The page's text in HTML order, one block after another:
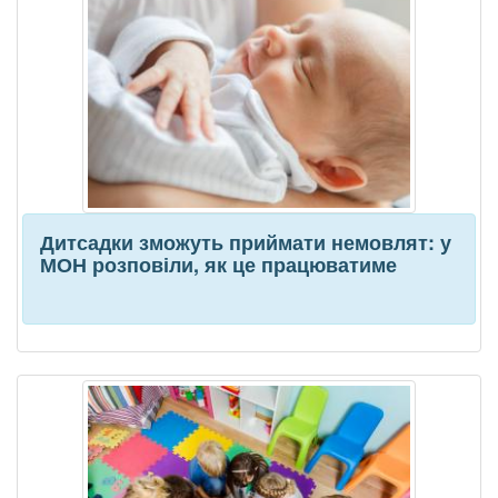
Дитсадки зможуть приймати немовлят: у
МОН розповіли, як це працюватиме